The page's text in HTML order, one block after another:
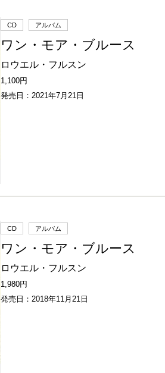
CD アルバム
ワン・モア・ブルース
ロウエル・フルスン
1,100円
発売日：2021年7月21日
CD アルバム
ワン・モア・ブルース
ロウエル・フルスン
1,980円
発売日：2018年11月21日